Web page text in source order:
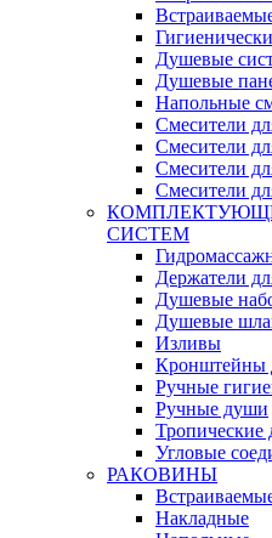
Душевые
Душевые
Напольные
Смесители
Смесители
Смесители
Смесители
СИСТЕМ
Держатели
Душевые
Душевые
Изливы
Кронштейны
Ручные
Ручные души
Тропические
Угловые
РАКОВИНЫ
Накладные